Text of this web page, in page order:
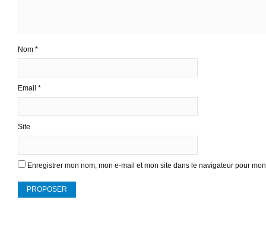
Nom *
Email *
Site
Enregistrer mon nom, mon e-mail et mon site dans le navigateur pour